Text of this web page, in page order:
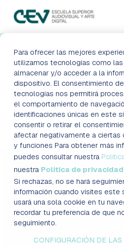
Para ofrecer las mejores
utilizamos tecnologías como
almacenar y/o acceder a la
dispositivo. El consentimiento
tecnologías nos permitirá
el comportamiento de
identificaciones únicas en este
consentir o retirar el
afectar negativamente a ciertas
y funciones Para obtener más
puedes consultar nuestra
nuestra Política de privacidad
Si rechazas, no se hará
información cuando visites este
usará una sola cookie en tu
recordar tu preferencia de que
seguimiento.
CONFIGURACIÓN DE LAS
FORMACIONES
ADMISIONES
ACTUALIDAD
ESCUELA
CONTACTO
RESERVAR PLAZA
BLOG
EMPRESAS
OPEN DAY:
¡INSCRÍBETE! VER